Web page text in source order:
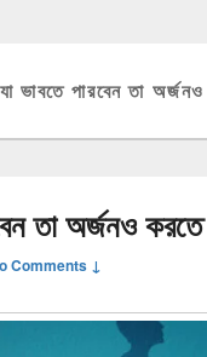
ভাবতে পারবেন তা
তা অর্জনও করতে
Comments ↓